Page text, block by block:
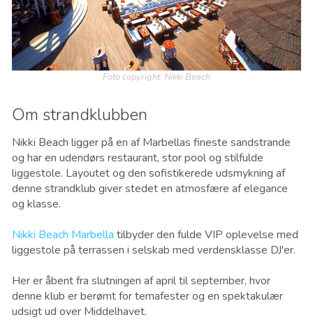
Foto copyright: Nikki Beach
Om strandklubben
Nikki Beach ligger på en af ​​Marbellas fineste sandstrande
og har en udendørs restaurant, stor pool og stilfulde
liggestole. Layoutet og den sofistikerede udsmykning af
denne strandklub giver stedet en atmosfære af elegance
og klasse.
Nikki Beach Marbella tilbyder den fulde VIP oplevelse med
liggestole på terrassen i selskab med verdensklasse DJ'er.
Her er åbent fra slutningen af ​​april til september, hvor
denne klub er berømt for temafester og en spektakulær
udsigt ud over Middelhavet.